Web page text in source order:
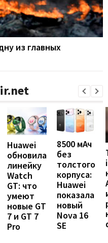
из главных
Huawei
обновила
линейку
Watch
GT: что
умеют
новые GT
7 и GT 7
Pro
8500 мАч
без
толстого
корпуса:
Huawei
показала
новый
Nova 16
SE